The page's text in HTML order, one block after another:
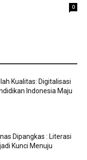
0
Kualitas: Digitalisasi
Indonesia Maju
Dipangkas : Literasi
Kunci Menuju